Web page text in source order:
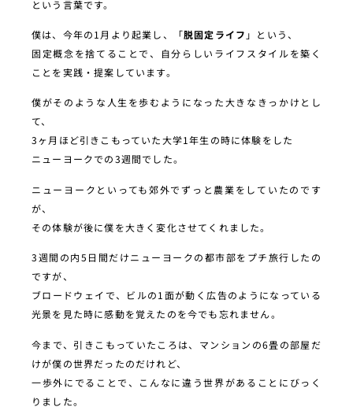
という言葉です。
僕は、今年の1月より起業し、「脱固定ライフ 」という、
固定概念を捨てることで、自分らしいライフスタイルを築く
ことを実践・提案しています。
僕がそのような人生を歩むようになった大きなきっかけとし
て、
3ヶ月ほど引きこもっていた大学1年生の時に体験をした
ニューヨークでの3週間でした。
ニューヨークといっても郊外でずっと農業をしていたのです
が、
その体験が後に僕を大きく変化させてくれました。
3週間の内5日間だけニューヨークの都市部をプチ旅行したの
ですが、
ブロードウェイで、ビルの1面が動く広告のようになっている
光景を見た時に感動を覚えたのを今でも忘れません。
今まで、引きこもっていたころは、マンションの6畳の部屋だ
けが僕の世界だったのだけれど、
一歩外にでることで、こんなに違う世界があることにびっく
りました。